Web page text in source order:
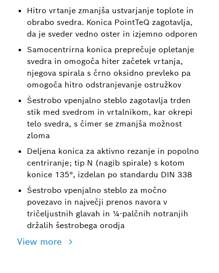
Hitro vrtanje zmanjša ustvarjanje toplote in
obrabo svedra. Konica PointTeQ zagotavlja,
da je sveder vedno oster in izjemno odporen
Samocentrirna konica preprečuje opletanje
svedra in omogoča hiter začetek vrtanja,
njegova spirala s črno oksidno prevleko pa
omogoča hitro odstranjevanje ostružkov
Šestrobo vpenjalno steblo zagotavlja trden
stik med svedrom in vrtalnikom, kar okrepi
telo svedra, s čimer se zmanjša možnost
zloma
Deljena konica za aktivno rezanje in popolno
centriranje; tip N (nagib spirale) s kotom
konice 135°, izdelan po standardu DIN 338
Šestrobo vpenjalno steblo za močno
povezavo in največji prenos navora v
tričeljustnih glavah in ¼-palčnih notranjih
držalih šestrobega orodja
View more